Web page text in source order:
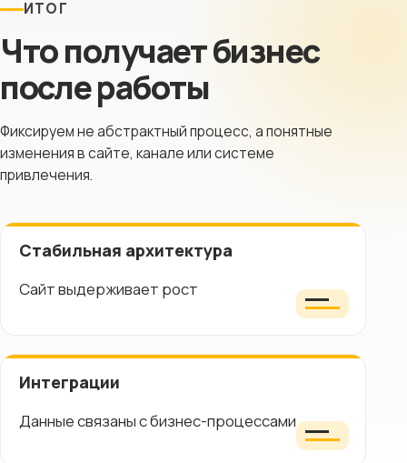
ИТОГ
Что получает бизнес
после работы
Фиксируем не абстрактный процесс, а понятные
изменения в сайте, канале или системе
привлечения.
Стабильная архитектура
Сайт выдерживает рост
Интеграции
Данные связаны с бизнес-процессами